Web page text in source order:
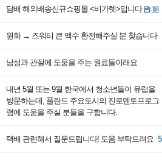
담배 해외배송신규쇼핑몰 <비가렛>입니다
원화 → 즈워티 큰 액수 환전해주실 분 찾습니다.
남성과 관절에 도움을 주는 원료들이래요
내년 5월 또는 9월 한국에서 청소년들이 유럽을
방문하는데, 폴란드 주요도시의 진로멘토프로그
램에 도움을 주실 분들을 구합니다.
택배 관련해서 질문드립니다! 도움 부탁드려요 5